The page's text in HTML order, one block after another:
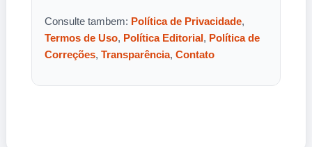
Consulte tambem: Política de Privacidade,
Termos de Uso, Política Editorial, Política de
Correções, Transparência, Contato